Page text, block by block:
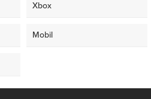
Xbox
Mobil